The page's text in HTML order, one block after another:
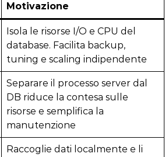
Motivazione
Isola le risorse I/O e CPU del
database. Facilita backup,
tuning e scaling indipendente
Separare il processo server dal
DB riduce la contesa sulle
risorse e semplifica la
manutenzione
Raccoglie dati localmente e li